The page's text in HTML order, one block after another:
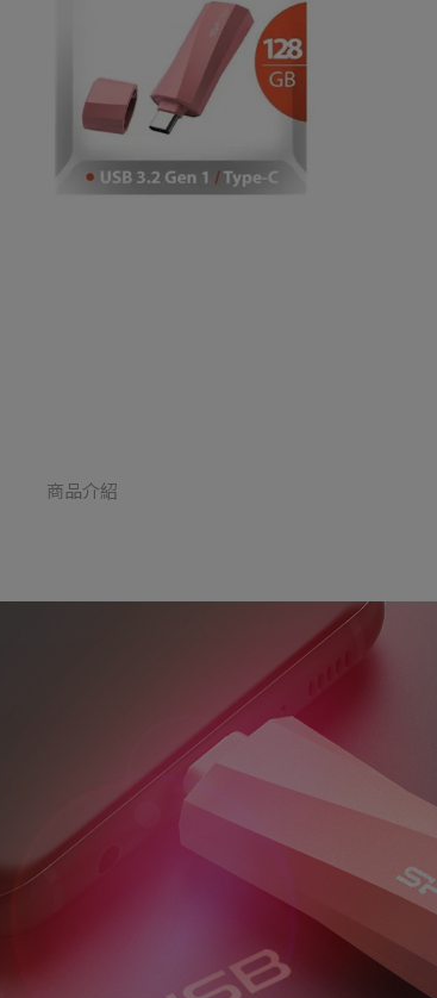
商品介紹